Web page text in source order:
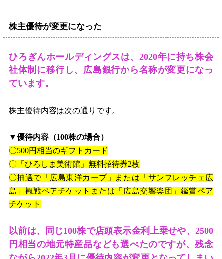
株主優待が変更になった
ひろぎんホールディングスは、2020年に持ち株会
社体制に移行し、広島銀行から名称が変更になっ
ています。
株主優待内容は次の通りです。
▼優待内容（100株の場合）
〇500円相当のギフトカード
〇「ひろしま美術館」無料招待券2枚
〇抽選で「広島東洋カープ」または「サンフレッチェ広
島」観戦ペアチケットまたは「広島交響楽団」鑑賞ペア
チケット
以前は、同じ100株で店頭表示金利上乗せや、2500
円相当の地元特産品なども選べたのですが、残念